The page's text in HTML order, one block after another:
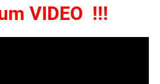
VIDEO !!!